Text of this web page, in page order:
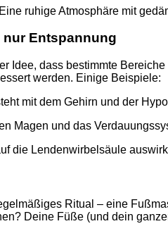
Eine ruhige Atmosphäre mit
nur Entspannung
Idee, dass bestimmte
werden. Einige Beispiele:
mit dem Gehirn und der
Magen und das
die Lendenwirbelsäule
Ritual – eine
Deine Füße (und dein